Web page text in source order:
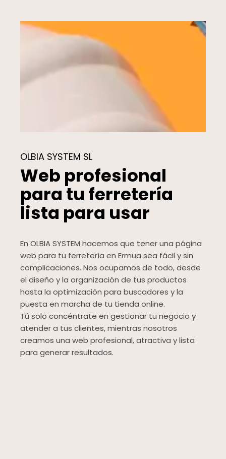
OLBIA SYSTEM SL
Web profesional
para tu ferretería
lista para usar
En OLBIA SYSTEM hacemos que tener una página
web para tu ferretería en Ermua sea fácil y sin
complicaciones. Nos ocupamos de todo, desde
el diseño y la organización de tus productos
hasta la optimización para buscadores y la
puesta en marcha de tu tienda online.
Tú solo concéntrate en gestionar tu negocio y
atender a tus clientes, mientras nosotros
creamos una web profesional, atractiva y lista
para generar resultados.